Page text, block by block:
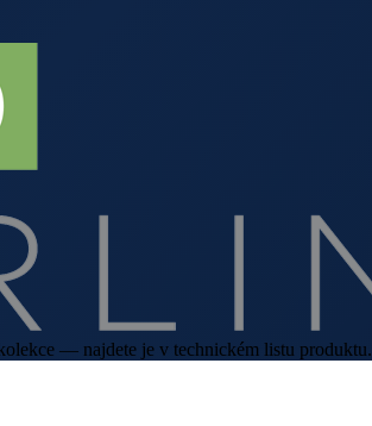
— najdete je v technickém listu produktu.